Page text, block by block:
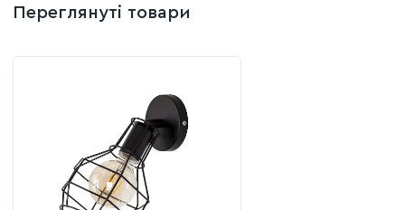
Переглянуті товари